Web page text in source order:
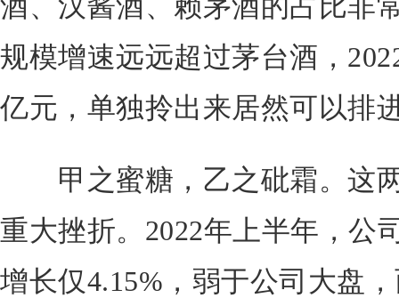
酒、汉酱酒、赖茅酒的占比非
规模增速远远超过茅台酒，
亿元，单独拎出来居然可以排
甲之蜜糖，乙之砒霜。这
重大挫折。2022年上半年，公
增长仅4.15%，弱于公司大盘